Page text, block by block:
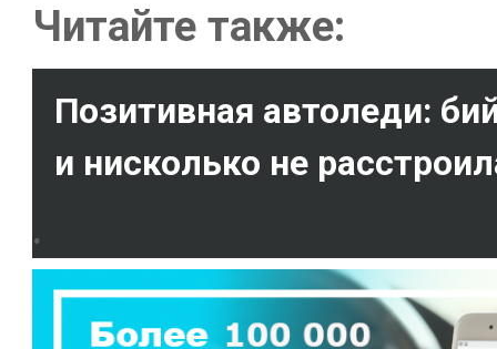
Читайте также:
Позитивная автоледи:
и нисколько не
.